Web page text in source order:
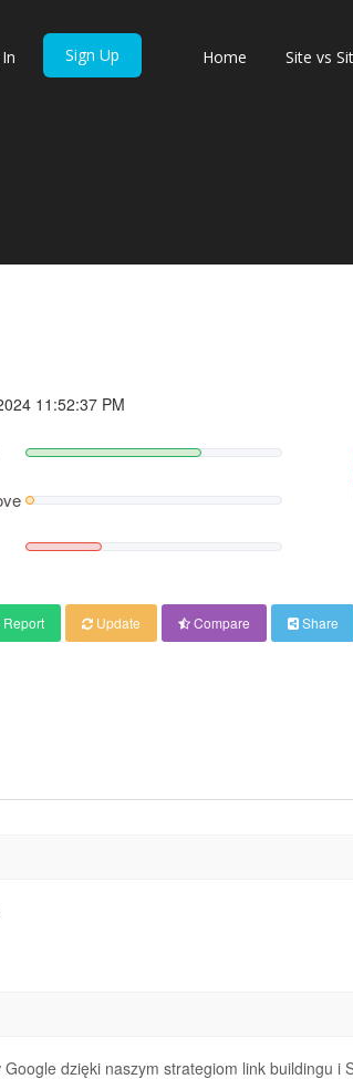
Home Site vs
Sign Up
11:52:37 PM
Update Compare Share
dzięki naszym strategiom link buildingu i